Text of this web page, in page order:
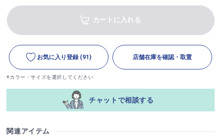
カートに入れる
お気に入り登録 (91) 店舗在庫を確認・取置
※カラー・サイズを選択してください
チャットで相談する
関連アイテム